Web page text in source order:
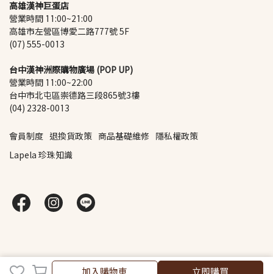
加入購物車
加入購物車 立即購買
高雄漢神巨蛋店
營業時間 11:00~21:00
高雄市左營區博愛二路777號 5F
(07) 555-0013
台中漢神洲際購物廣場 (POP UP)
營業時間 11:00~22:00
台中市北屯區崇德路三段865號3樓
(04) 2328-0013
會員制度 退換貨政策 商品基礎維修
隱私權政策
Lapela 珍珠知識